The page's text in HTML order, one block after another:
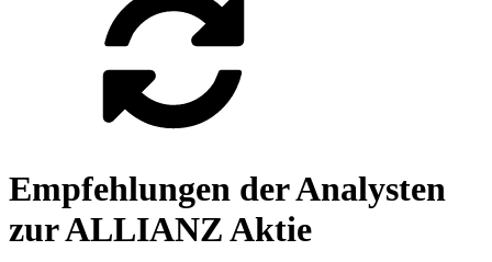
Empfehlungen der Analysten
zur ALLIANZ Aktie